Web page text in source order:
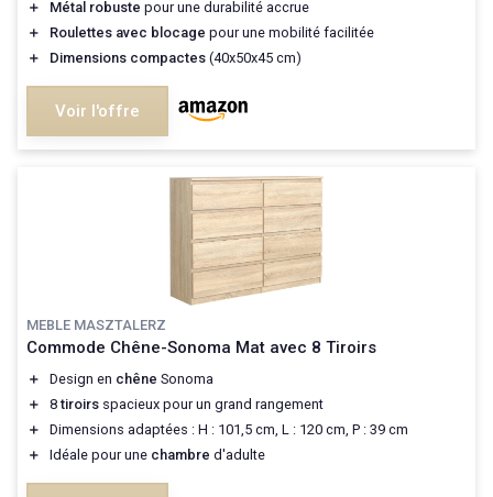
＋ Métal robuste pour une durabilité accrue
＋
Roulettes avec blocage pour une mobilité facilitée
＋
Dimensions compactes (40x50x45 cm)
Voir l'offre
MEBLE MASZTALERZ
Commode Chêne-Sonoma Mat avec 8 Tiroirs
＋ Design en chêne Sonoma
＋
8 tiroirs spacieux pour un grand rangement
＋
Dimensions adaptées : H : 101,5 cm, L : 120 cm, P : 39 cm
＋
Idéale pour une chambre d'adulte